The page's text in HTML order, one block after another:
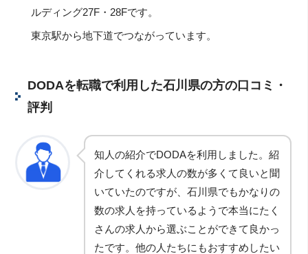
ルディング27F・28Fです。
東京駅から地下道でつながっています。
DODAを転職で利用した石川県の方の口コミ・
評判
知人の紹介でDODAを利用しました。紹
介してくれる求人の数が多くて良いと聞
いていたのですが、石川県でもかなりの
数の求人を持っているようで本当にたく
さんの求人から選ぶことができて良かっ
たです。他の人たちにもおすすめしたい